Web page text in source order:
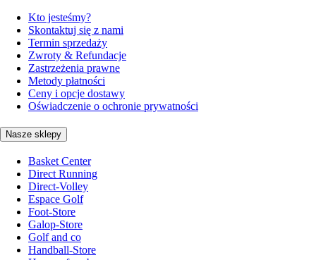
Kto jesteśmy?
Skontaktuj się z nami
Termin sprzedaży
Zwroty & Refundacje
Zastrzeżenia prawne
Metody płatności
Ceny i opcje dostawy
Oświadczenie o ochronie prywatności
Nasze sklepy
Basket Center
Direct Running
Direct-Volley
Espace Golf
Foot-Store
Galop-Store
Golf and co
Handball-Store